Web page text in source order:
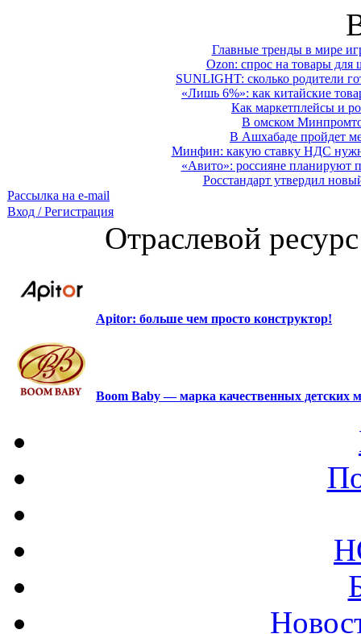
Главные тренды в мире
Ozon: спрос на товары для
SUNLIGHT: сколько родители
«Лишь 6%»: как китайские
Как маркетплейсы и
В омском
В Ашхабаде пройдет
Минфин: какую ставку НДС
«Авито»: россияне планируют
Росстандарт утвердил
Рассылка на e-mail
Вход / Регистрация
Отраслевой
Apitor: больше чем просто конструктор!
Boom Baby — марка качественных детских